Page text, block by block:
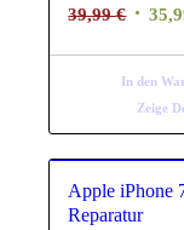
39,99€
war:
39,99 €
In den
Zeige
Apple iPhone
Reparatur